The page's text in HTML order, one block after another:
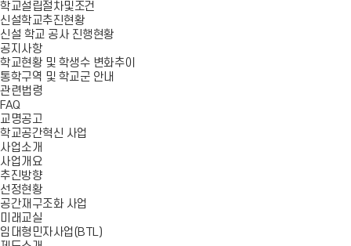
학교설립절차및조건
신설학교추진현황
신설 학교 공사 진행현황
공지사항
학교현황 및 학생수 변화추이
통학구역 및 학교군 안내
관련법령
FAQ
교명공고
학교공간혁신 사업
사업소개
사업개요
추진방향
선정현황
공간재구조화 사업
미래교실
임대형민자사업(BTL)